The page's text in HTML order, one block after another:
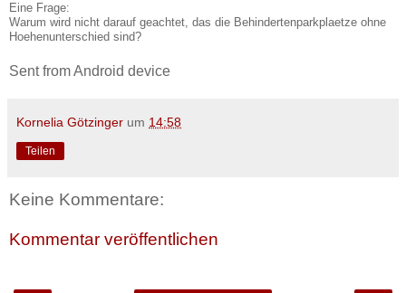
Eine Frage:
Warum wird nicht darauf geachtet, das die Behindertenparkplaetze ohne
Hoehenunterschied sind?
Sent from Android device
Kornelia Götzinger um 14:58
Teilen
Keine Kommentare:
Kommentar veröffentlichen